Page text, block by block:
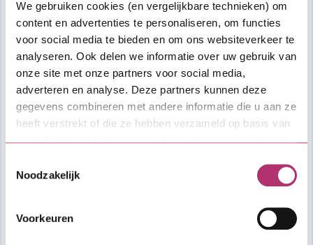
We gebruiken cookies (en vergelijkbare technieken) om
content en advertenties te personaliseren, om functies
voor social media te bieden en om ons websiteverkeer te
analyseren. Ook delen we informatie over uw gebruik van
onze site met onze partners voor social media,
adverteren en analyse. Deze partners kunnen deze
gegevens combineren met andere informatie die u aan ze
heeft verstrekt of die ze hebben verzameld op basis van
uw gebruik van hun services. Lees meer over cookies in
Noodzakelijk
Voorkeuren
Aflopende Starterslening